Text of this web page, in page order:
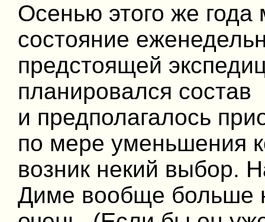
Осенью этого же
состояние
предстоящей
планировался
и предполагалось
по мере уменьшения
возник некий выбор.
Диме вообще больше